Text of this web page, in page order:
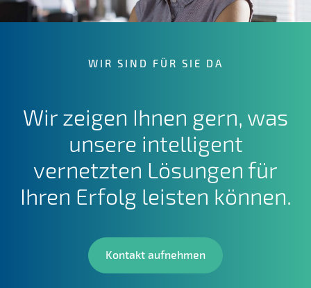
WIR SIND FÜR SIE DA
Wir zeigen Ihnen gern, was
unsere intelligent
vernetzten Lösungen für
Ihren Erfolg leisten können.
Kontakt aufnehmen